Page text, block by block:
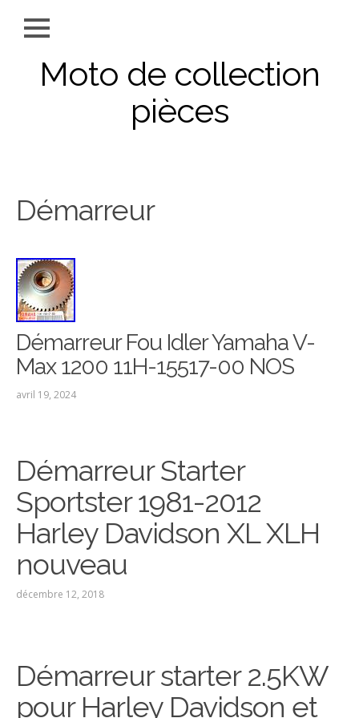
Moto de collection
pièces
Démarreur
Démarreur Fou Idler Yamaha V-
Max 1200 11H-15517-00 NOS
avril 19, 2024
Démarreur Starter
Sportster 1981-2012
Harley Davidson XL XLH
nouveau
décembre 12, 2018
Démarreur starter 2.5KW
pour Harley Davidson et